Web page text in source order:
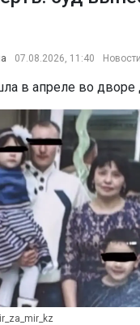
07.08.2026, 11:40 Новости
в апреле во